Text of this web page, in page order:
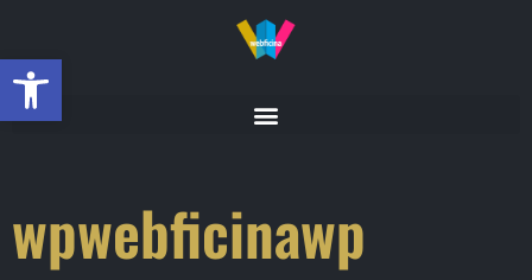
wpwebficinawp
Abrir barra de herramientas